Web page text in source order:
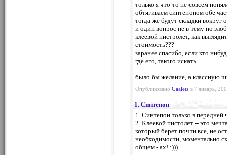
только я что-то не совсем
обтягиваем синтепоном обе
тогда же будут складки вокруг
и один вопрос не в тему но
клеевой пистролет, как
стоимость???
заранее спасибо, если кто
где его, такого искать..
было бы желание, а классную
Опубликовано Gaalets в 7 январь,
1. Синтепон
1. Синтепон только в
2. Клеевой пистолет -- это
который берет почти все, не
необходимости, моментально
общем - ах! :)))